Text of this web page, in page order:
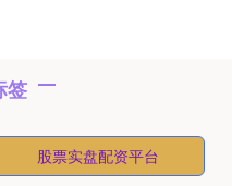
签
股票实盘配资平台